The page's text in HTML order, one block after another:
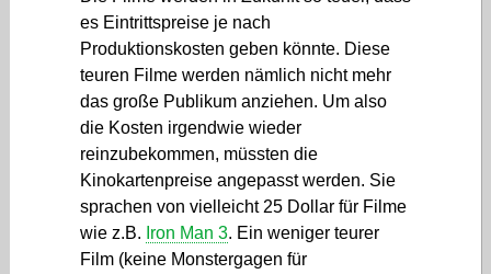
es Eintrittspreise je nach
Produktionskosten geben könnte. Diese
teuren Filme werden nämlich nicht mehr
das große Publikum anziehen. Um also
die Kosten irgendwie wieder
reinzubekommen, müssten die
Kinokartenpreise angepasst werden. Sie
sprachen von vielleicht 25 Dollar für Filme
wie z.B. Iron Man 3. Ein weniger teurer
Film (keine Monstergagen für